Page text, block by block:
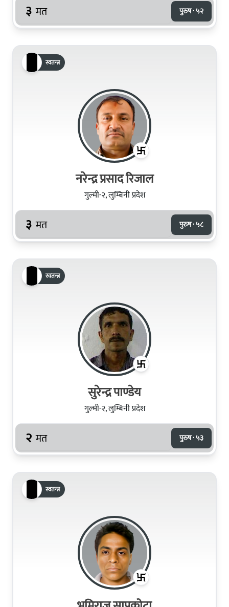
३ मत पुरुष · ५२
स्वतन्त्र
नरेन्द्र प्रसाद रिजाल
गुल्मी-२, लुम्बिनी प्रदेश
३ मत पुरुष · ५८
स्वतन्त्र
सुरेन्द्र पाण्डेय
गुल्मी-२, लुम्बिनी प्रदेश
२ मत पुरुष · ५३
स्वतन्त्र